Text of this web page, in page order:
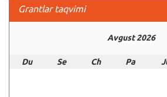
Grantlar taqvimi
Avgust 2026
Du Se Ch Pa